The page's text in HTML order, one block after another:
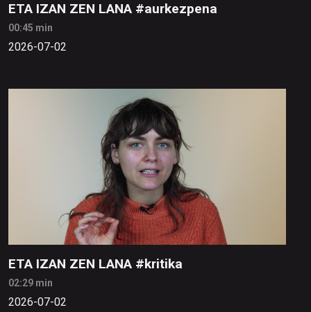
ETA IZAN ZEN LANA #aurkezpena
00:45 min
2026-07-02
ETA IZAN ZEN LANA #kritika
02:29 min
2026-07-02